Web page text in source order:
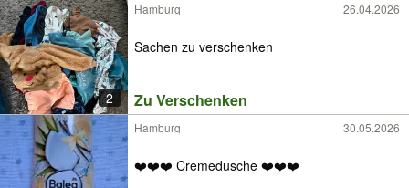
2
Hamburg 26.04.2026
Sachen zu verschenken
Zu Verschenken
Hamburg 30.05.2026
❤️❤️❤️ Cremedusche ❤️❤️❤️